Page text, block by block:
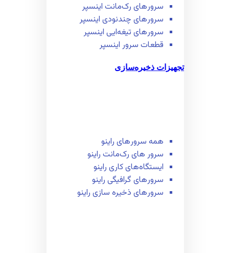
سرور‌های رک‌مانت اینسپر
سرور‌های چند‌نودی اینسپر
سرور‌های تیغه‌ایی اینسپر
قطعات سرور اینسپر
تجهیزات ذخیره‌سازی
همه سرور‌های راینو
سرور ‌های رک‌مانت راینو
ایستگاه‌های کاری راینو
سرور‌های گرافیگی راینو
سرور‌های ذخیره سازی راینو